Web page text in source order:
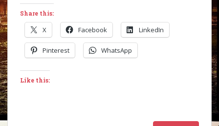
Share this:
X Facebook LinkedIn
Pinterest WhatsApp
Like this: